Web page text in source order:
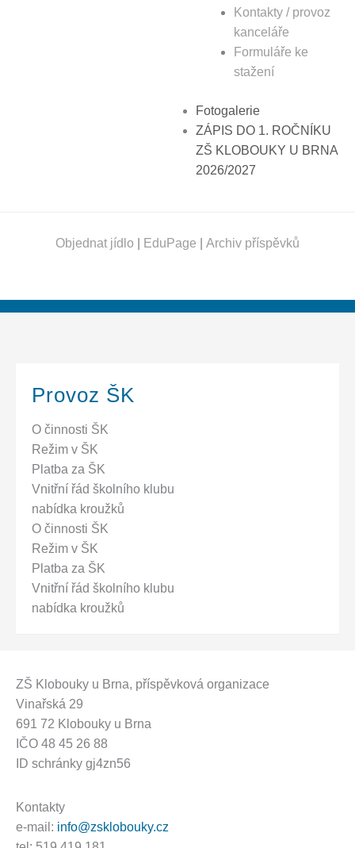
Kontakty / provoz
kanceláře
Formuláře ke
stažení
Fotogalerie
ZÁPIS DO 1. ROČNÍKU
ZŠ KLOBOUKY U BRNA
2026/2027
Objednat jídlo EduPage Archiv příspěvků
Provoz ŠK
O činnosti ŠK
Režim v ŠK
Platba za ŠK
Vnitřní řád školního klubu
nabídka kroužků
O činnosti ŠK
Režim v ŠK
Platba za ŠK
Vnitřní řád školního klubu
nabídka kroužků
ZŠ Klobouky u Brna, příspěvková organizace
Vinařská 29
691 72 Klobouky u Brna
IČO 48 45 26 88
ID schránky gj4zn56
Kontakty
e-mail: info@zsklobouky.cz